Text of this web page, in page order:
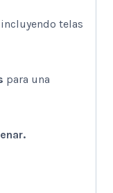
telas
para una